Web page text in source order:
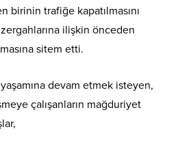
trafiğe kapatılmasını
ilişkin önceden
sitem etti.
devam etmek isteyen,
çalışanların mağduriyet